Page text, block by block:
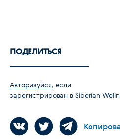
ПОДЕЛИТЬСЯ
Авторизуйся, если
зарегистрирован в Siberian